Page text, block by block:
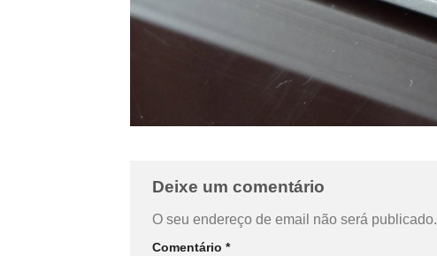
Deixe um comentário
O seu endereço de email não será publicado.
Comentário *